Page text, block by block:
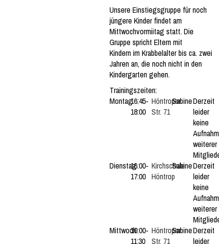
Unsere Einstiegsgruppe für noch
jüngere Kinder findet am
Mittwochvormiitag statt.Die
Gruppe spricht Eltern mit
Kindern im Krabbelalter bis ca. zwei
Jahren an, die noch nicht in den
Kindergarten gehen.
Trainingszeiten:
Montag16:45-
18:00
Höntroper
Str. 71
SabineDerzeit
leider
keine
weiterer
Dienstag16:00-
17:00
Kirchschule
Höntrop
SabineDerzeit
leider
keine
weiterer
Mittwoch10:00-
11:30
Höntroper
Str. 71
SabineDerzeit
leider